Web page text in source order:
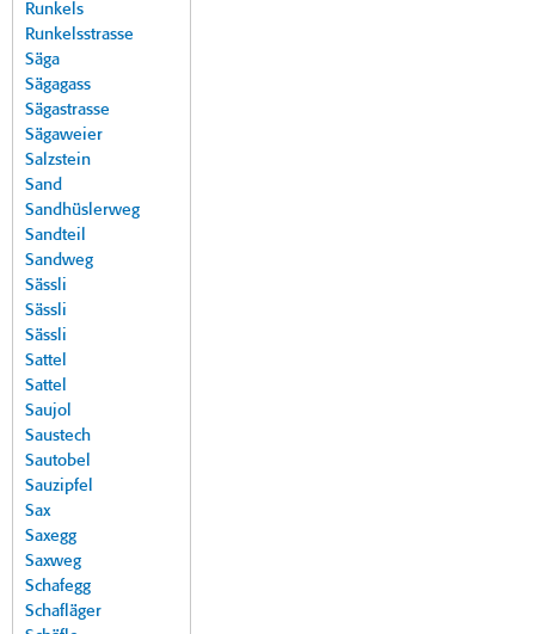
Runkels
Runkelsstrasse
Säga
Sägagass
Sägastrasse
Sägaweier
Salzstein
Sand
Sandhüslerweg
Sandteil
Sandweg
Sässli
Sässli
Sässli
Sattel
Sattel
Saujol
Saustech
Sautobel
Sauzipfel
Sax
Saxegg
Saxweg
Schafegg
Schafläger